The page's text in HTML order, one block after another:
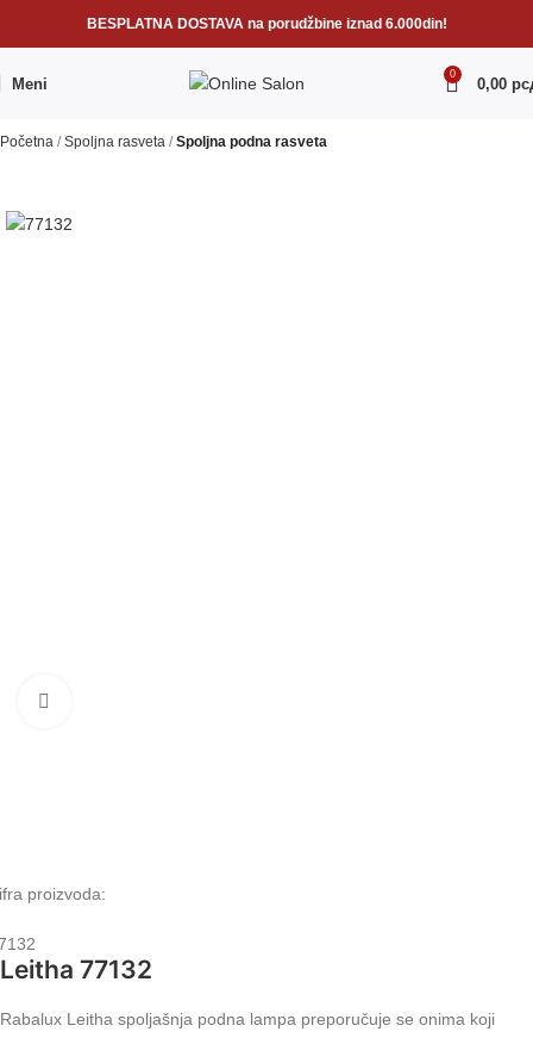
BESPLATNA DOSTAVA na porudžbine iznad 6.000din!
Meni
0
0,00
Početna Spoljna rasveta Spoljna podna rasveta
proizvoda:
Leitha 77132
Rabalux Leitha spoljašnja podna lampa preporučuje se onima koji